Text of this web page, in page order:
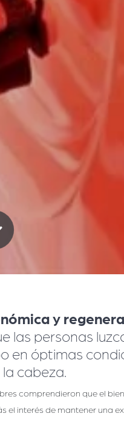
y
personas
en óptimas
cabeza.
comprendieron que el
el interés de mantener una